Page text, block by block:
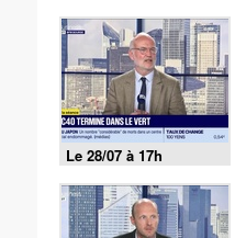
Le 28/07 à 17h